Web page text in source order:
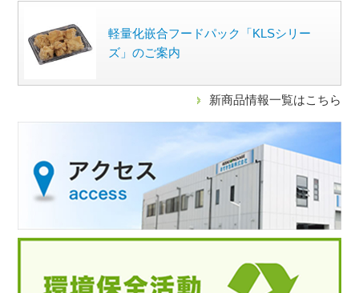
軽量化嵌合フードパック「KLSシリー
ズ」のご案内
新商品情報一覧はこちら